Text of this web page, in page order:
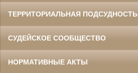
ТЕРРИТОРИАЛЬНАЯ ПОДСУДНОСТЬ
СУДЕЙСКОЕ СООБЩЕСТВО
НОРМАТИВНЫЕ АКТЫ